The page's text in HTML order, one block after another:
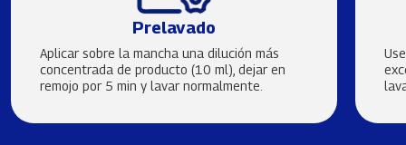
Prelavado
Aplicar sobre la mancha una dilución más
concentrada de producto (10 ml), dejar en
remojo por 5 min y lavar normalmente.